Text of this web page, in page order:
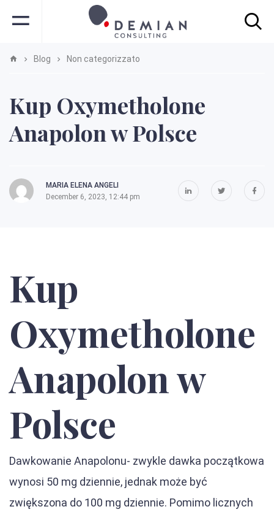
Blog Non categorizzato
Kup Oxymetholone
Anapolon w Polsce
MARIA ELENA ANGELI
December 6, 2023, 12:44 pm
Kup
Oxymetholone
Anapolon w
Polsce
Dawkowanie Anapolonu- zwykle dawka początkowa
wynosi 50 mg dziennie, jednak może być
zwiększona do 100 mg dziennie. Pomimo licznych